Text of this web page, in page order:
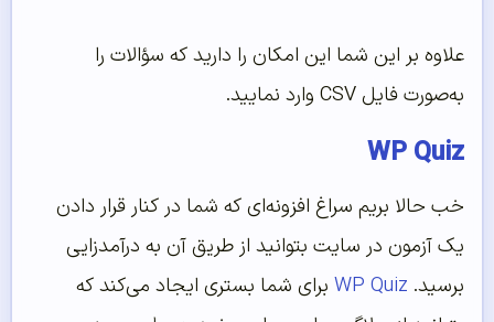
علاوه بر این شما این امکان را دارید که سؤالات را
به‌صورت فایل CSV وارد نمایید.
WP Quiz
خب حالا بریم سراغ افزونه‌‌ای که شما در کنار قرار دادن
یک آزمون در سایت بتوانید از طریق آن به درآمدزایی
برسید. WP Quiz برای شما بستری ایجاد می‌‌کند که